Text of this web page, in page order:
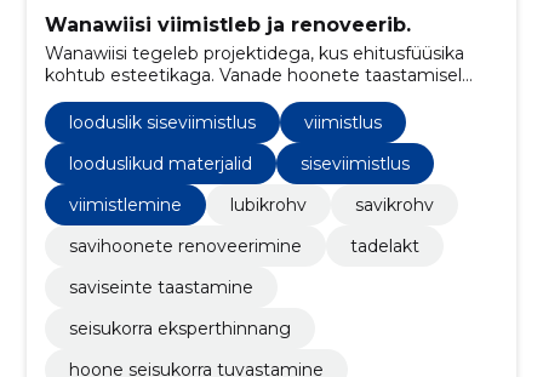
Wanawiisi viimistleb ja renoveerib.
Wanawiisi tegeleb projektidega, kus ehitusfüüsika
kohtub esteetikaga. Vanade hoonete taastamisel
lähtume materjali sobivusest ajastu ja
konstruktsiooniga.
looduslik siseviimistlus
viimistlus
looduslikud materjalid
siseviimistlus
viimistlemine
lubikrohv
savikrohv
savihoonete renoveerimine
tadelakt
saviseinte taastamine
seisukorra eksperthinnang
hoone seisukorra tuvastamine